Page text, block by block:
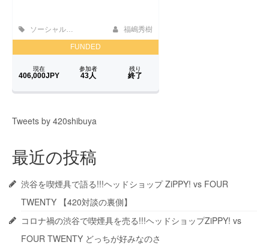
Tweets by 420shibuya
最近の投稿
渋谷を喫煙具で語る!!!ヘッドショップ ZiPPY! vs FOUR
TWENTY 【420対談の裏側】
コロナ禍の渋谷で喫煙具を売る!!!ヘッドショップZiPPY! vs
FOUR TWENTY どっちが好みなのさ